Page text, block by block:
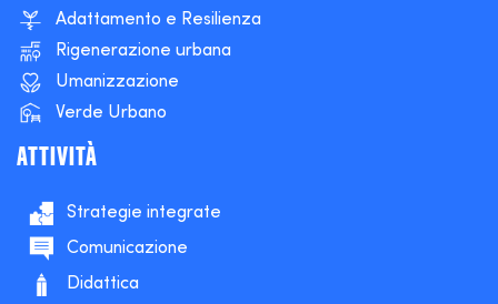
Adattamento e Resilienza
Rigenerazione urbana
Umanizzazione
Verde Urbano
ATTIVITÀ
Strategie integrate
Comunicazione
Didattica